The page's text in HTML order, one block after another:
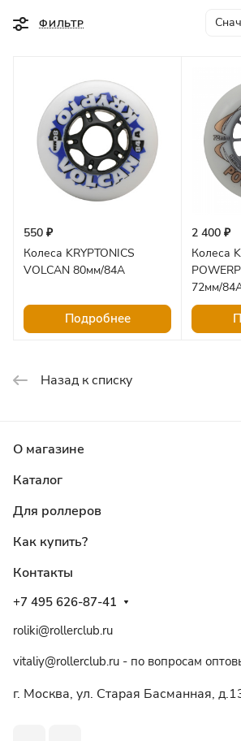
ФИЛЬТР
550 ₽
Колеса KRYPTONICS
VOLCAN 80мм/84A
Подробнее
2 400 ₽
Колеса
72мм/
Назад к списку
О магазине
Каталог
Для роллеров
Как купить?
Контакты
+7 495 626-87-41
roliki@rollerclub.ru
vitaliy@rollerclub.ru - по вопросам
г. Москва, ул. Старая Басманная,